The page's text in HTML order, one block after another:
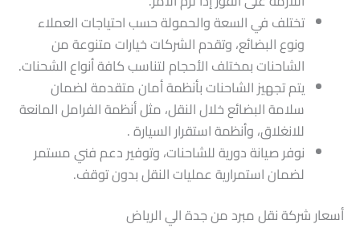
تختلف في السعة والحمولة حسب احتياجات العملاء
ونوع البضائع، وتقدم الشركات خيارات متنوعة من
الشاحنات بمختلف الأحجام لتناسب كافة أنواع الشحنات.
يتم تجهيز الشاحنات بأنظمة أمان متقدمة لضمان
سلامة البضائع خلال النقل، مثل أنظمة الفرامل المانعة
للانغلاق، وأنظمة استقرار السيارة .
نوفر صيانة دورية للشاحنات، وتوفير دعم فني مستمر
لضمان استمرارية عمليات النقل بدون توقف.
أسعار شركة نقل مبرد من جدة الي الرياض